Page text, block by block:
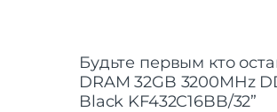
Будьте первым кто
DRAM 32GB 3200MHz
Black KF432C16BB/32”